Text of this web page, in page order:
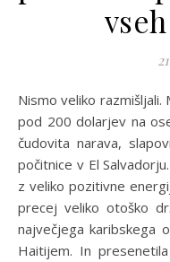
Nismo veliko razmišljali. Manj kot 3 ure leta, povratne karte
pod 200 dolarjev na
čudovita narava,
počitnice v El
z veliko pozitivne
precej veliko otoško
največjega karibskega
Haitijem. In